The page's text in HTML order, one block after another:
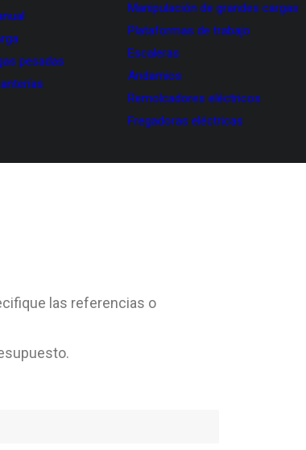
pesadas
Manipulación de grandes cargas
Plataformas de trabajo
Escaleras
Andamios
Remolcadores eléctricos
Fregadoras eléctricas
las referencias o